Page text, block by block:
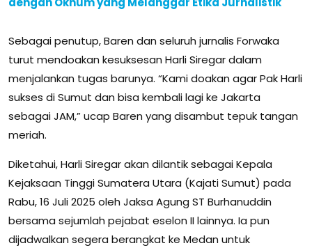
Sebagai penutup, Baren dan seluruh jurnalis Forwaka
turut mendoakan kesuksesan Harli Siregar dalam
menjalankan tugas barunya. “Kami doakan agar Pak Harli
sukses di Sumut dan bisa kembali lagi ke Jakarta
sebagai JAM,” ucap Baren yang disambut tepuk tangan
meriah.
Diketahui, Harli Siregar akan dilantik sebagai Kepala
Kejaksaan Tinggi Sumatera Utara (Kajati Sumut) pada
Rabu, 16 Juli 2025 oleh Jaksa Agung ST Burhanuddin
bersama sejumlah pejabat eselon II lainnya. Ia pun
dijadwalkan segera berangkat ke Medan untuk